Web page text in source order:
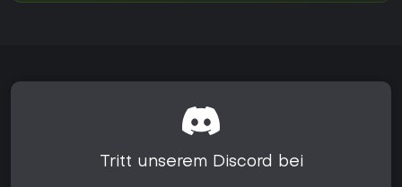
Tritt unserem Discord bei